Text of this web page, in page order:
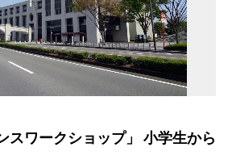
スワークショップ」 小学生から